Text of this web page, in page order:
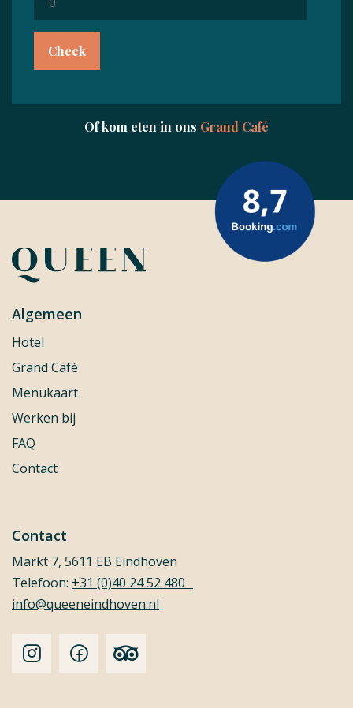
Check
Of kom eten in ons Grand Café
Algemeen
Hotel
Grand Café
Menukaart
Werken bij
FAQ
Contact
Contact
Markt 7, 5611 EB Eindhoven
Telefoon: +31 (0)40 24 52 480
info@queeneindhoven.nl